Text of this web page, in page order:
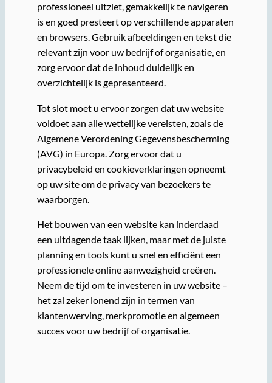
professioneel uitziet, gemakkelijk te navigeren
is en goed presteert op verschillende apparaten
en browsers. Gebruik afbeeldingen en tekst die
relevant zijn voor uw bedrijf of organisatie, en
zorg ervoor dat de inhoud duidelijk en
overzichtelijk is gepresenteerd.
Tot slot moet u ervoor zorgen dat uw website
voldoet aan alle wettelijke vereisten, zoals de
Algemene Verordening Gegevensbescherming
(AVG) in Europa. Zorg ervoor dat u
privacybeleid en cookieverklaringen opneemt
op uw site om de privacy van bezoekers te
waarborgen.
Het bouwen van een website kan inderdaad
een uitdagende taak lijken, maar met de juiste
planning en tools kunt u snel en efficiënt een
professionele online aanwezigheid creëren.
Neem de tijd om te investeren in uw website –
het zal zeker lonend zijn in termen van
klantenwerving, merkpromotie en algemeen
succes voor uw bedrijf of organisatie.